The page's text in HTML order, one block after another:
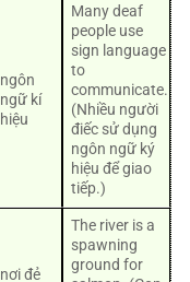
ngôn
ngữ kí
hiệu
Many deaf
people use
sign language
to
communicate.
(Nhiều người
điếc sử dụng
ngôn ngữ ký
hiệu để giao
tiếp.)
nơi đẻ
The river is a
spawning
ground for